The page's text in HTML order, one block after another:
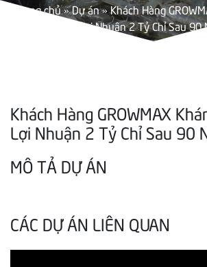
Trang chủ»Dự án»Khách Hàng
Lợi Nhuận 2 Tỷ Chỉ Sau 90
Khách Hàng GROWMAX
Lợi Nhuận 2 Tỷ Chỉ Sau 90
MÔ TẢ DỰ ÁN
CÁC DỰ ÁN LIÊN QUAN